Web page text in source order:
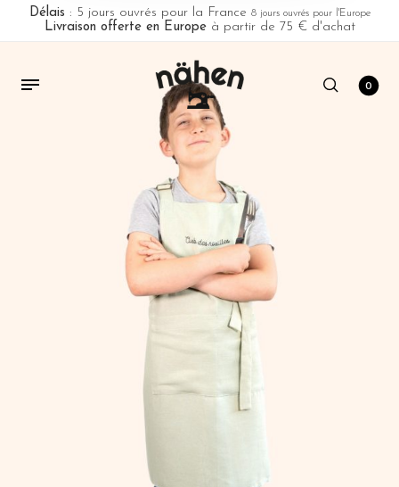
Délais : 5 jours ouvrés pour la France 8 jours ouvrés pour l'Europe
Livraison offerte en Europeà partir de 75 € d'achat
0